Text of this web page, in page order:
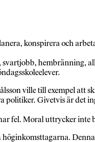
konspirera och
hembränning,
ville till exempel att
Givetvis är det
fel. Moral uttrycker